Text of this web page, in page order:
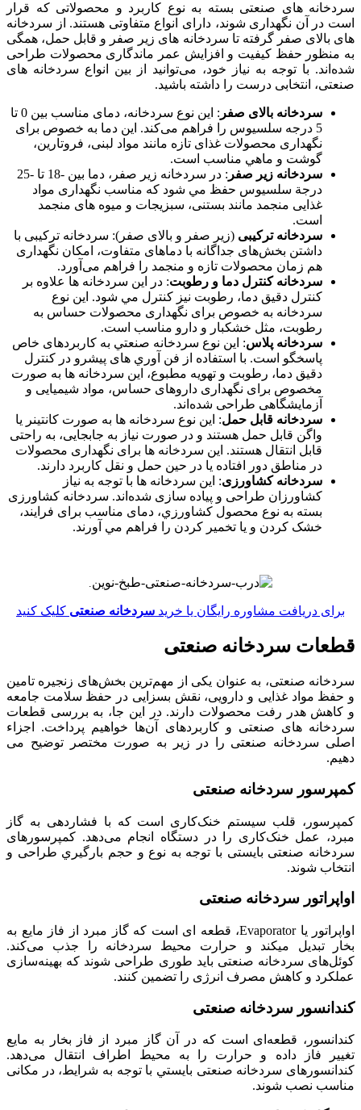
سردخانه‌ های صنعتی بسته به نوع کاربرد و محصولاتی که قرار
است در آن نگهداری شوند، دارای انواع متفاوتی هستند. از سردخانه‌
های بالای صفر گرفته تا سردخانه‌ های زیر صفر و قابل حمل، همگی
به منظور حفظ کیفیت و افزایش عمر ماندگاری محصولات طراحی
شده‌اند. با توجه به نیاز خود، می‌توانید از بین انواع سردخانه‌ های
صنعتی، انتخابی درست را داشته باشید.
سردخانه بالای صفر
: این نوع سردخانه، دمای مناسب بین 0 تا
5 درجه سلسیوس را فراهم می‌کند. این دما به خصوص برای
نگهداری محصولات غذای تازه مانند مواد لبنی، فروتارین،
گوشت و ماهي مناسب است.
سردخانه زیر صفر
: در سردخانه زیر صفر، دما بین -18 تا -25
درجة سلسيوس حفظ مي شود كه مناسب نگهداری مواد
غذایی منجمد مانند بستنی، سبزیجات و میوه‌ های منجمد
است.
سردخانه ترکیبی (زیر صفر و بالای صفر): سردخانه ترکیبی با
داشتن بخش‌های جداگانه با دماهای متفاوت، امکان نگهداری
هم زمان محصولات تازه و منجمد را فراهم می‌آورد.
سردخانه کنترل دما و رطوبت: در این سردخانه‌ ها علاوه بر
کنترل دقیق دما، رطوبت نیز کنترل مي شود. این نوع
سردخانه به خصوص برای نگهداری محصولات حساس به
رطوبت، مثل خشکبار و دارو مناسب است.
سردخانه پلاس: این نوع سردخانه صنعتي به کاربردهای خاص
پاسخگو است. با استفاده از فن آوري های پيشرو در کنترل
دقيق دما، رطوبت و تهویه مطبوع، اين سردخانه ها به صورت
مخصوص برای نگهداری داروهای حساس، مواد شیمیایی و
آزمایشگاهی طراحی شده‌اند.
سردخانه‌ قابل حمل: این نوع سردخانه‌ ها به صورت کانتینر یا
واگن قابل حمل هستند و در صورت نیاز به جابجایی، به راحتی
قابل انتقال هستند. این سردخانه‌ ها برای نگهداری محصولات
در مناطق دور افتاده یا در حین حمل و نقل کاربرد دارند.
سردخانه کشاورزی: این سردخانه ها با توجه به نياز
کشاورزان طراحی و پياده سازی شده‌اند. سردخانه کشاورزی
بسته به نوع محصول کشاورزي، دمای مناسب برای فرایند،
خشک کردن و یا تخمیر کردن را فراهم مي آورند.
.
برای دریافت مشاوره رایگان یا خرید سردخانه صنعتی کلیک کنید
قطعات سردخانه صنعتی
سردخانه صنعتی، به عنوان یکی از مهم‌ترین بخش‌های زنجیره تامین
و حفظ مواد غذایی و دارویی، نقش بسزایی در حفظ سلامت جامعه
و کاهش هدر رفت محصولات دارند. در این جا، به بررسی قطعات
سردخانه های صنعتی و کاربردهای آن‌ها خواهیم پرداخت. اجزاء
اصلی سردخانه صنعتی را در زیر به صورت مختصر توضیح می
دهیم.
کمپرسور سردخانه صنعتی
کمپرسور، قلب سیستم خنک‌کاری است که با فشاردهی به گاز
مبرد، عمل خنک‌کاری را در دستگاه انجام می‌دهد. کمپرسور‌های
سردخانه صنعتی بایستی با توجه به نوع و حجم بارگیري طراحی و
انتخاب شوند.
اواپراتور سردخانه صنعتی
اواپراتور یا Evaporator، قطعه ای است که گاز مبرد از فاز مایع به
بخار تبدیل میکند و حرارت محیط سردخانه را جذب می‌کند.
کوئل‌های سردخانه صنعتی باید طوری طراحی شوند که بهینه‌سازی
عملکرد و کاهش مصرف انرژی را تضمین کنند.
کندانسور سردخانه صنعتی
کندانسور، قطعه‌ای است که در آن گاز مبرد از فاز بخار به مایع
تغییر فاز داده و حرارت را به محیط اطراف انتقال می‌دهد.
کندانسور‌های سردخانه صنعتی بایستي با توجه به شرایط، در مکانی
مناسب نصب شوند.